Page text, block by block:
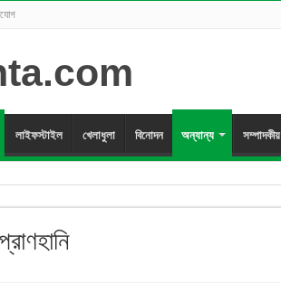
লাইফস্টাইল খেলাধুলা বিনোদন অন্যান্য সম্পাদকীয়